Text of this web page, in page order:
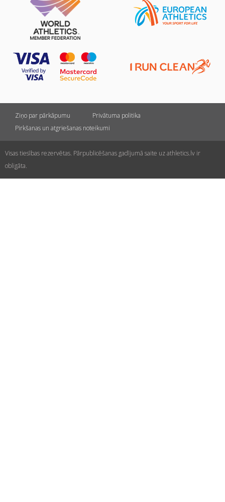
Ziņo par pārkāpumu
Privātuma politika
Pirkšanas un atgriešanas noteikumi
Visas tiesības rezervētas. Pārpublicēšanas gadījumā saite uz athletics.lv ir
obligāta.